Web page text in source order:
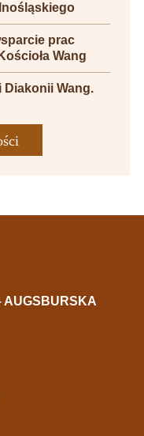
prac
Wang
Wang.
AUGSBURSKA